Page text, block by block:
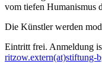
vom tiefen Humanismus
Die Künstler werden
Eintritt frei. Anmeldung
ritzow.extern(at)stiftung-